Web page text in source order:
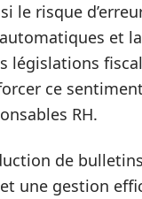
le risque
et
législations
ce
RH.
de
une gestion